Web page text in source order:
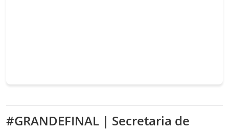
#GRANDEFINAL | Secretaria de